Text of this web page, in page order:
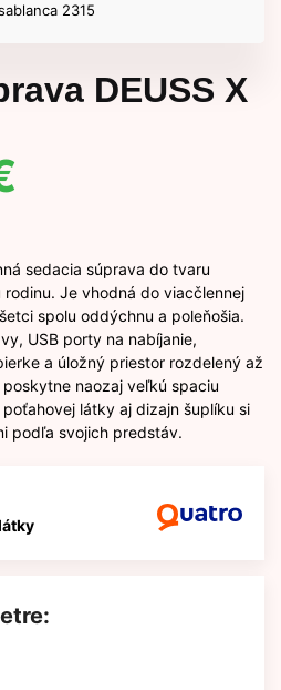
2315
DEUSS X
sedacia súprava do tvaru
Je vhodná do viacčlennej
spolu oddýchnu a poleňošia.
USB porty na nabíjanie,
a úložný priestor rozdelený až
naozaj veľkú spaciu
látky aj dizajn šuplíku si
podľa svojich predstáv.